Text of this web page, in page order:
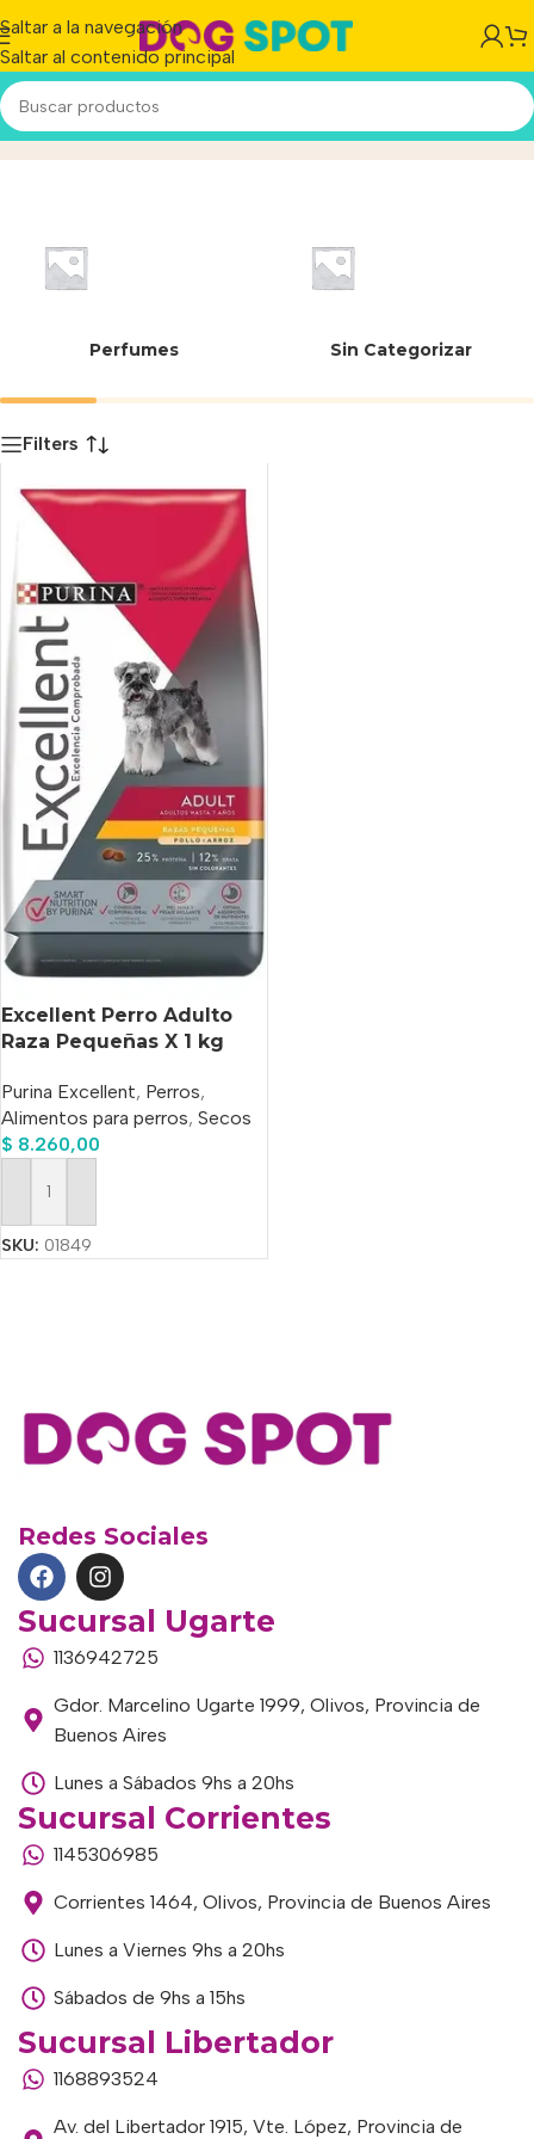
Saltar a la navegación
Saltar al contenido principal
7613036912440Inicio/Producto
Perfumes Sin Categorizar
Filters
Excellent Perro Adulto
Raza Pequeñas X 1 kg
Purina Excellent, Perros,
Alimentos para perros, Secos
$ 8.260,00
Añadir Al Carrito
SKU: 01849
Redes Sociales
Sucursal Ugarte
1136942725
Gdor. Marcelino Ugarte 1999, Olivos, Provincia de
Buenos Aires
Lunes a Sábados 9hs a 20hs
Sucursal Corrientes
1145306985
Corrientes 1464, Olivos, Provincia de Buenos Aires
Lunes a Viernes 9hs a 20hs
Sábados de 9hs a 15hs
Sucursal Libertador
1168893524
Av. del Libertador 1915, Vte. López, Provincia de